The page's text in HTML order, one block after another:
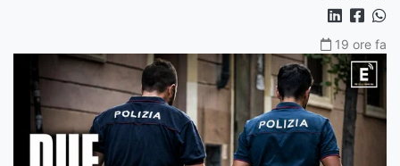
19 ore fa